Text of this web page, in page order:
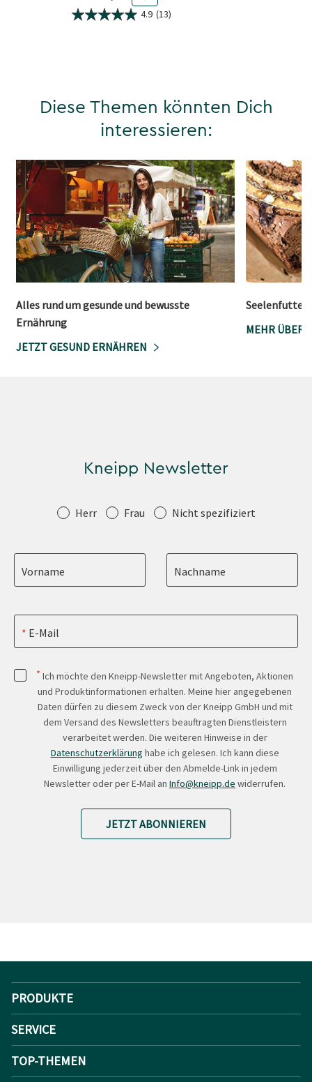
4.9 (13)
Diese Themen könnten Dich
interessieren:
Alles rund um gesunde und bewusste
Ernährung
JETZT GESUND ERNÄHREN
Seelenfutter:
MEHR ÜBER
Kneipp Newsletter
Anrede Herr Frau Nicht spezifiziert
Vorname Nachname
E-Mail
* Ich möchte den Kneipp-Newsletter mit Angeboten, Aktionen
und Produktinformationen erhalten. Meine hier angegebenen
Daten dürfen zu diesem Zweck von der Kneipp GmbH und mit
dem Versand des Newsletters beauftragten Dienstleistern
verarbeitet werden. Die weiteren Hinweise in der
Datenschutzerklärung habe ich gelesen. Ich kann diese
Einwilligung jederzeit über den Abmelde-Link in jedem
Newsletter oder per E-Mail an Info@kneipp.de widerrufen.
JETZT ABONNIEREN
PRODUKTE
SERVICE
TOP-THEMEN